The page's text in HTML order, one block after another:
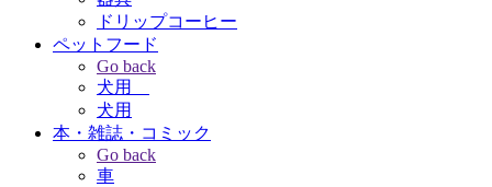
ドリップコーヒー
ペットフード
Go back
犬用
犬用
本・雑誌・コミック
Go back
車